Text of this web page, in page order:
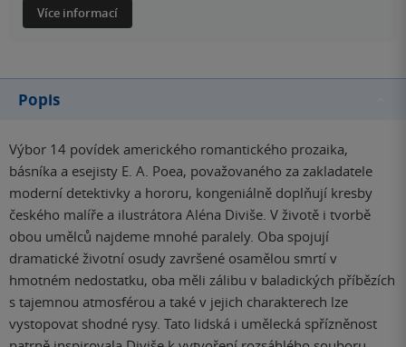
Více informací
Popis
Výbor 14 povídek amerického romantického prozaika,
básníka a esejisty E. A. Poea, považovaného za zakladatele
moderní detektivky a hororu, kongeniálně doplňují kresby
českého malíře a ilustrátora Aléna Diviše. V životě i tvorbě
obou umělců najdeme mnohé paralely. Oba spojují
dramatické životní osudy završené osamělou smrtí v
hmotném nedostatku, oba měli zálibu v baladických příbězích
s tajemnou atmosférou a také v jejich charakterech lze
vystopovat shodné rysy. Tato lidská i umělecká spřízněnost